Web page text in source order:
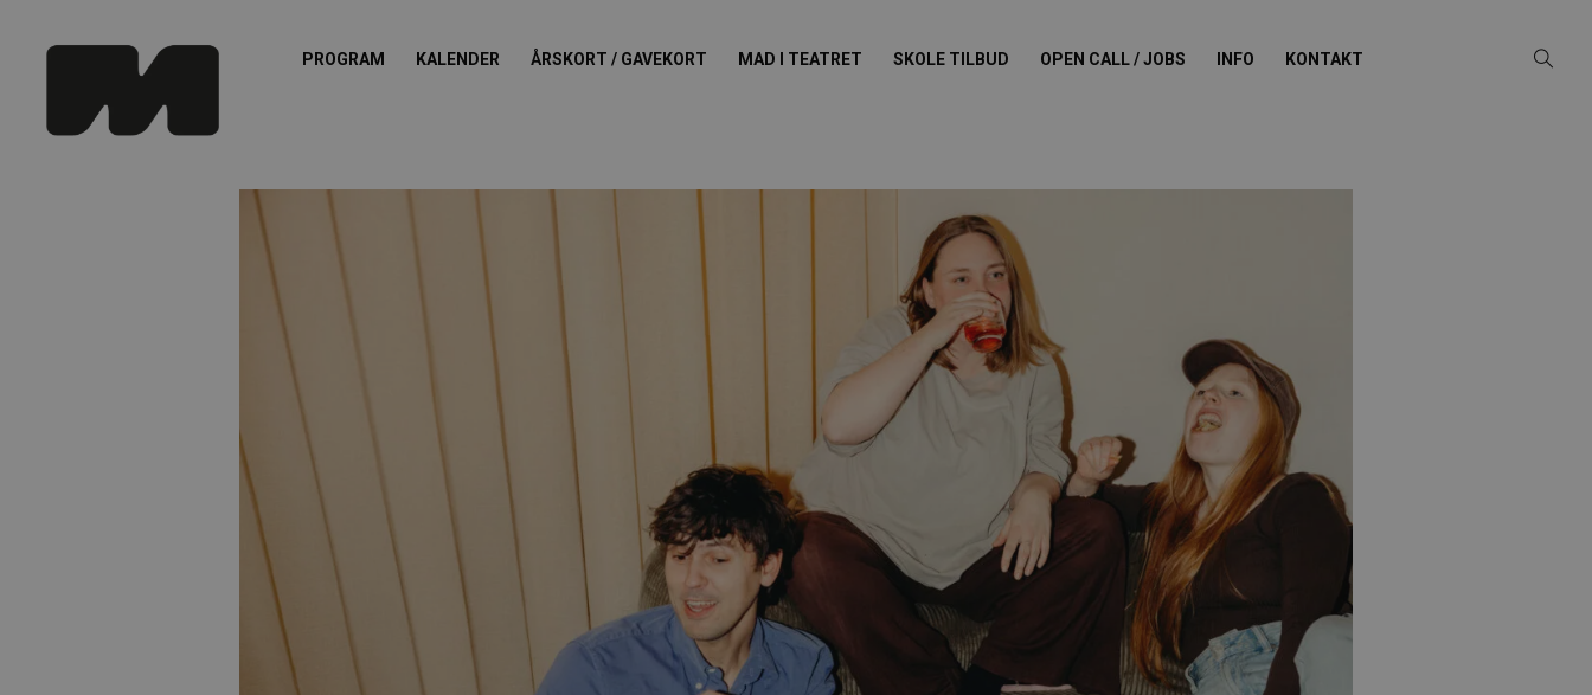
PROGRAM KALENDER ÅRSKORT / GAVEKORT MAD I TEATRET SKOLE TILBUD OPEN CALL / JOBS INFO KONTAKT